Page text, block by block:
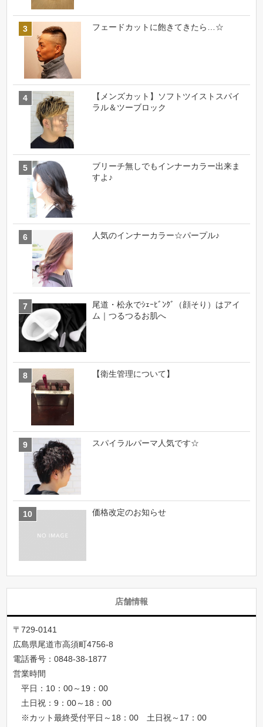
フェードカットに飽きてきたら…☆
【メンズカット】ソフトツイストスパイ
ラル＆ツーブロック
ブリーチ無しでもインナーカラー出来ま
すよ♪
人気のインナーカラー☆パープル♪
尾道・松永でｼｪｰﾋﾞﾝｸﾞ（顔そり）はアイ
ム｜つるつるお肌へ
【衛生管理について】
スパイラルパーマ人気です☆
価格改定のお知らせ
店舗情報
〒729-0141
広島県尾道市高須町4756-8
電話番号：0848-38-1877
営業時間
平日：10：00～19：00
土日祝：9：00～18：00
※カット最終受付平日～18：00 土日祝～17：00